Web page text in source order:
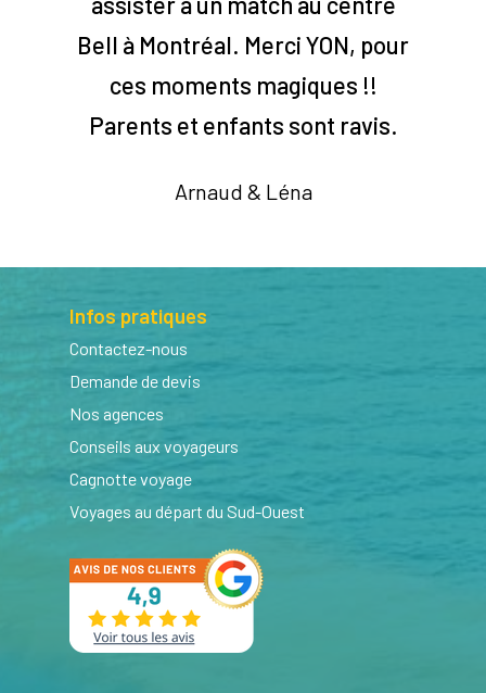
Bell à Montréal. Merci YON, pour
ces moments magiques !!
Parents et enfants sont ravis.
Arnaud & Léna
Infos pratiques
Contactez-nous
Demande de devis
Nos agences
Conseils aux voyageurs
Cagnotte voyage
Voyages au départ du Sud-Ouest